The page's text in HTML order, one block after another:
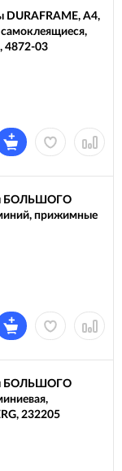
DURAFRAME, А4,
4872-03
БОЛЬШОГО
прижимные
БОЛЬШОГО
232205